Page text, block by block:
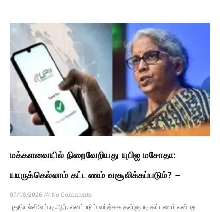
மக்களவையில் நிறைவேறியது யுபிஐ மசோதா:
யாருக்கெல்லாம் கட்டணம் வசூலிக்கப்படும்? –
07/08/2026
No Comments
புதுடெல்லி:எம்.டி.ஆர். எனப்படும் வர்த்தக தள்ளுபடி கட்டணம் என்பது